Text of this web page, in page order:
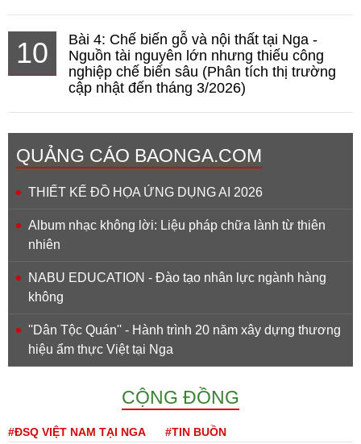
10
Bài 4: Chế biến gỗ và nội thất tại Nga -
Nguồn tài nguyên lớn nhưng thiếu công
nghiệp chế biến sâu (Phân tích thị trường
cập nhật đến tháng 3/2026)
QUẢNG CÁO BAONGA.COM
THIẾT KẾ ĐỒ HỌA ỨNG DỤNG AI 2026
Album nhạc không lời: Liệu pháp chữa lành từ thiên
nhiên
NABU EDUCATION - Đào tạo nhân lực ngành hàng
không
''Dân Tộc Quán'' - Hành trình 20 năm xây dựng thương
hiệu ẩm thực Việt tại Nga
CỘNG ĐỒNG
#ĐSQ VIỆT NAM TẠI NGA #TIN BUỒN